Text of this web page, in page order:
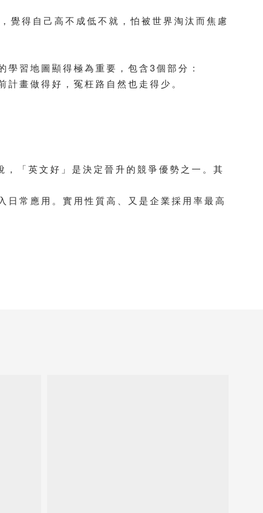
覺得自己高不成低不就，怕被世界淘汰而焦慮
習地圖顯得極為重要，包含3個部分：
畫做得好，冤枉路自然也走得少。
「英文好」是決定晉升的競爭優勢之一。其
常應用。實用性質高、又是企業採用率最高